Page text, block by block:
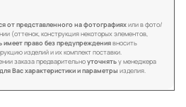
от представленного на фотографияхили в фото/
(оттенок, конструкция некоторых элементов,
имеет право без предупреждениявносить
изделий и их комплект поставки.
заказа предварительноуточнятьу менеджера
Вас характеристики и параметры изделия.